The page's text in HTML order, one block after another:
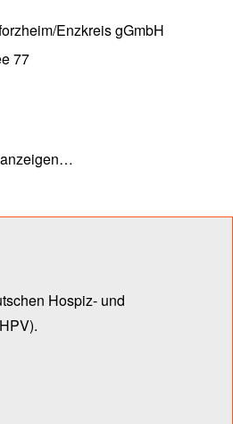
Enzkreis gGmbH
77
Hospiz- und